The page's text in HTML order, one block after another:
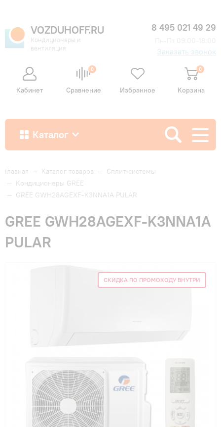
VOZDUHOFF.RU
Кондиционеры и
вентиляция
8 495 021 49 29
Заказать звонок
Кабинет
0
Сравнение Избранное
0
Корзина
Каталог
Как купить
Доставка и оплата
Гарантия и сервис
Главная — Каталог товаров — Сплит-системы
— Кондиционеры GREE
— GREE GWH28AGEXF-K3NNA1A PULAR
GREE GWH28AGEXF-K3NNA1A
PULAR
СКИДКА ПО ПРОМОКОДУ ВНУТРИ